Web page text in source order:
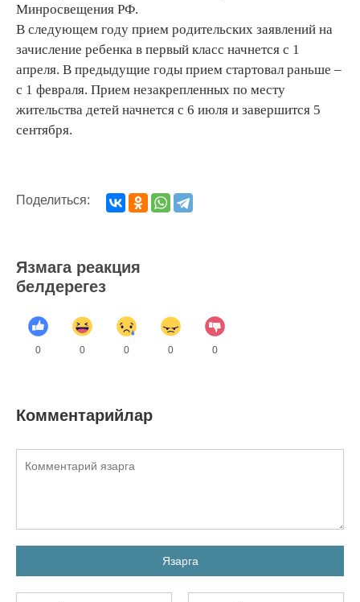
Минросвещения РФ.
В следующем году прием родительских заявлений на
зачисление ребенка в первый класс начнется с 1
апреля. В предыдущие годы прием стартовал раньше –
с 1 февраля. Прием незакрепленных по месту
жительства детей начнется с 6 июля и завершится 5
сентября.
Поделиться:
Язмага реакция
белдерегез
0 0 0 0 0
Комментарийлар
Язарга